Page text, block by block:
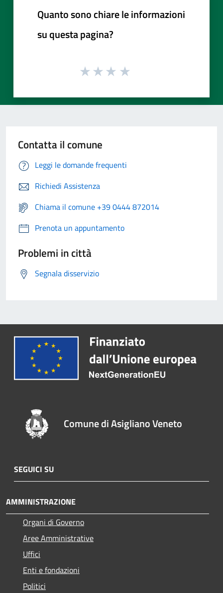
Quanto sono chiare le informazioni
su questa pagina?
Contatta il comune
Leggi le domande frequenti
Richiedi Assistenza
Chiama il comune +39 0444 872014
Prenota un appuntamento
Problemi in città
Segnala disservizio
Comune di Asigliano Veneto
SEGUICI SU
AMMINISTRAZIONE
Organi di Governo
Aree Amministrative
Uffici
Enti e fondazioni
Politici